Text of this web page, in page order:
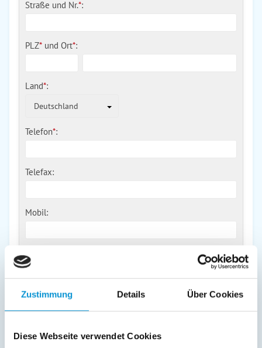
Zustimmung Details Über Cookies
Diese Webseite verwendet Cookies
Straße und Nr.*:
PLZ* und Ort*:
Land*:
Deutschland
Telefon*:
Telefax:
Mobil:
E-Mail: